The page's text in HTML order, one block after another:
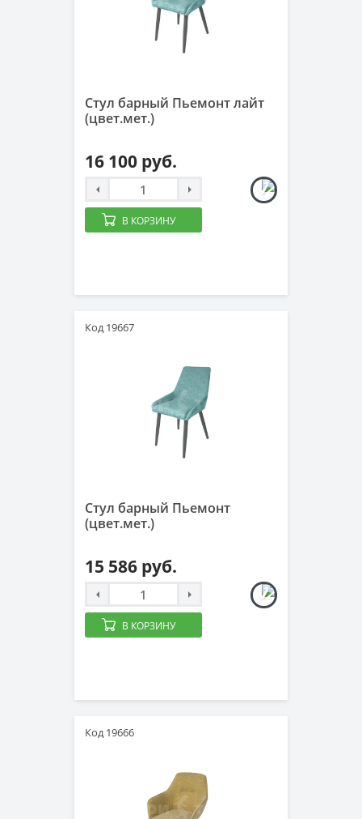
Стул барный Пьемонт лайт
(цвет.мет.)
16 100 руб.
В КОРЗИНУ
Код 19667
Стул барный Пьемонт
(цвет.мет.)
15 586 руб.
В КОРЗИНУ
Код 19666